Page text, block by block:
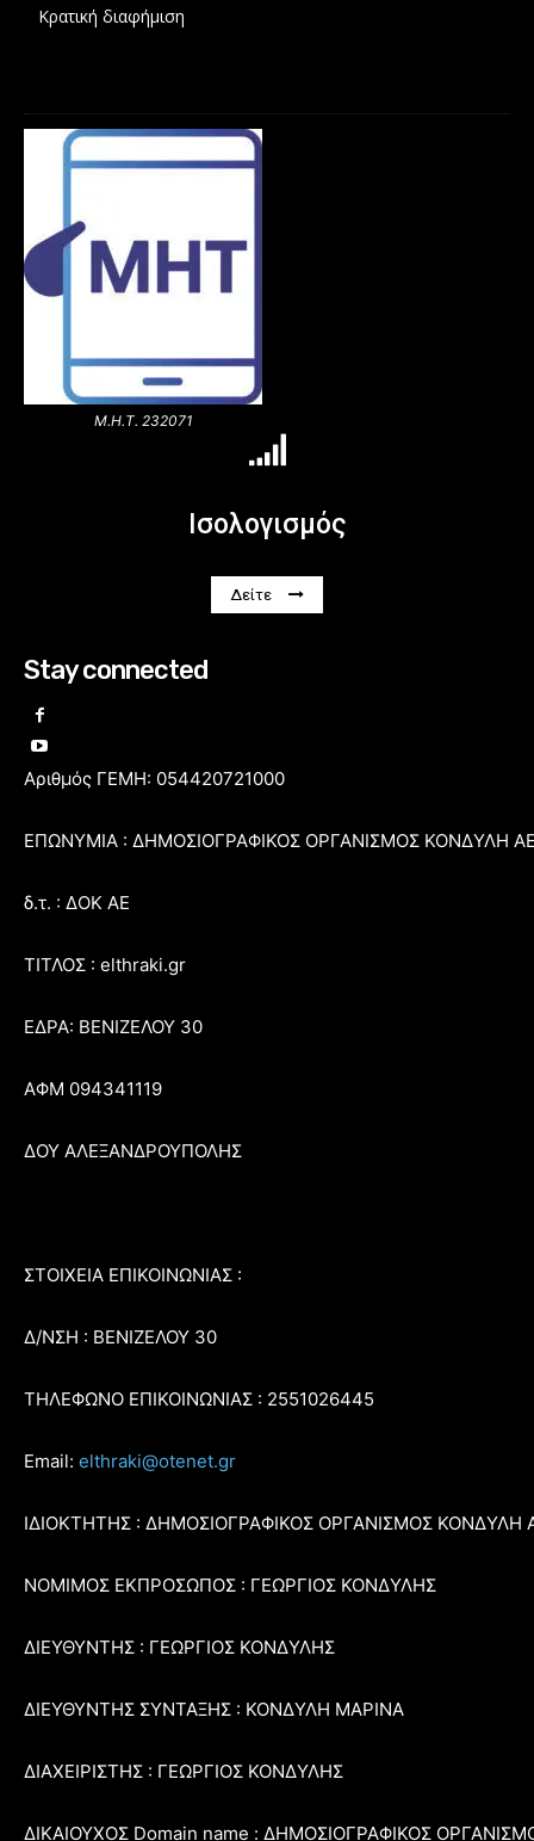
Κρατική διαφήμιση
Μ.Η.Τ. 232071
Ισολογισμός
Δείτε
Stay connected
Αριθμός ΓΕΜΗ: 054420721000
ΕΠΩΝΥΜΙΑ : ΔΗΜΟΣΙΟΓΡΑΦΙΚΟΣ ΟΡΓΑΝΙΣΜΟΣ ΚΟΝΔΥΛΗ
δ.τ. : ΔΟΚ ΑΕ
ΤΙΤΛΟΣ : elthraki.gr
ΕΔΡΑ: ΒΕΝΙΖΕΛΟΥ 30
ΑΦΜ 094341119
ΔΟΥ ΑΛΕΞΑΝΔΡΟΥΠΟΛΗΣ
ΣΤΟΙΧΕΙΑ ΕΠΙΚΟΙΝΩΝΙΑΣ :
Δ/ΝΣΗ : ΒΕΝΙΖΕΛΟΥ 30
ΤΗΛΕΦΩΝΟ ΕΠΙΚΟΙΝΩΝΙΑΣ : 2551026445
Email: elthraki@otenet.gr
ΙΔΙΟΚΤΗΤΗΣ : ΔΗΜΟΣΙΟΓΡΑΦΙΚΟΣ ΟΡΓΑΝΙΣΜΟΣ ΚΟΝΔΥΛΗ
ΝΟΜΙΜΟΣ ΕΚΠΡΟΣΩΠΟΣ : ΓΕΩΡΓΙΟΣ ΚΟΝΔΥΛΗΣ
ΔΙΕΥΘΥΝΤΗΣ : ΓΕΩΡΓΙΟΣ ΚΟΝΔΥΛΗΣ
ΔΙΕΥΘΥΝΤΗΣ ΣΥΝΤΑΞΗΣ : ΚΟΝΔΥΛΗ ΜΑΡΙΝΑ
ΔΙΑΧΕΙΡΙΣΤΗΣ : ΓΕΩΡΓΙΟΣ ΚΟΝΔΥΛΗΣ
ΔΙΚΑΙΟΥΧΟΣ Domain name : ΔΗΜΟΣΙΟΓΡΑΦΙΚΟΣ